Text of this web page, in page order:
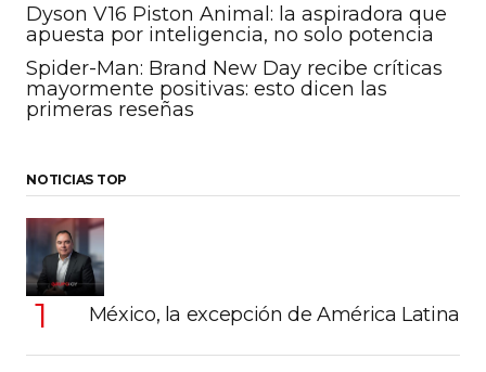
Dyson V16 Piston Animal: la aspiradora que
apuesta por inteligencia, no solo potencia
Spider-Man: Brand New Day recibe críticas
mayormente positivas: esto dicen las
primeras reseñas
NOTICIAS TOP
México, la excepción de América Latina